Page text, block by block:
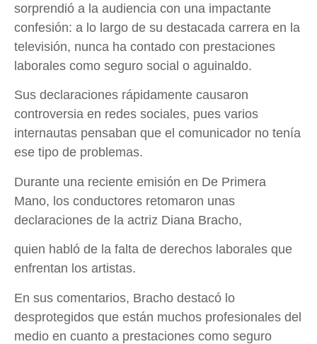
sorprendió a la audiencia con una impactante
confesión: a lo largo de su destacada carrera en la
televisión, nunca ha contado con prestaciones
laborales como seguro social o aguinaldo.
Sus declaraciones rápidamente causaron
controversia en redes sociales, pues varios
internautas pensaban que el comunicador no tenía
ese tipo de problemas.
Durante una reciente emisión en De Primera
Mano, los conductores retomaron unas
declaraciones de la actriz Diana Bracho,
quien habló de la falta de derechos laborales que
enfrentan los artistas.
En sus comentarios, Bracho destacó lo
desprotegidos que están muchos profesionales del
medio en cuanto a prestaciones como seguro